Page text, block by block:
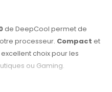
de DeepCool permet de
processeur. Compact et
choix pour les
ou Gaming.